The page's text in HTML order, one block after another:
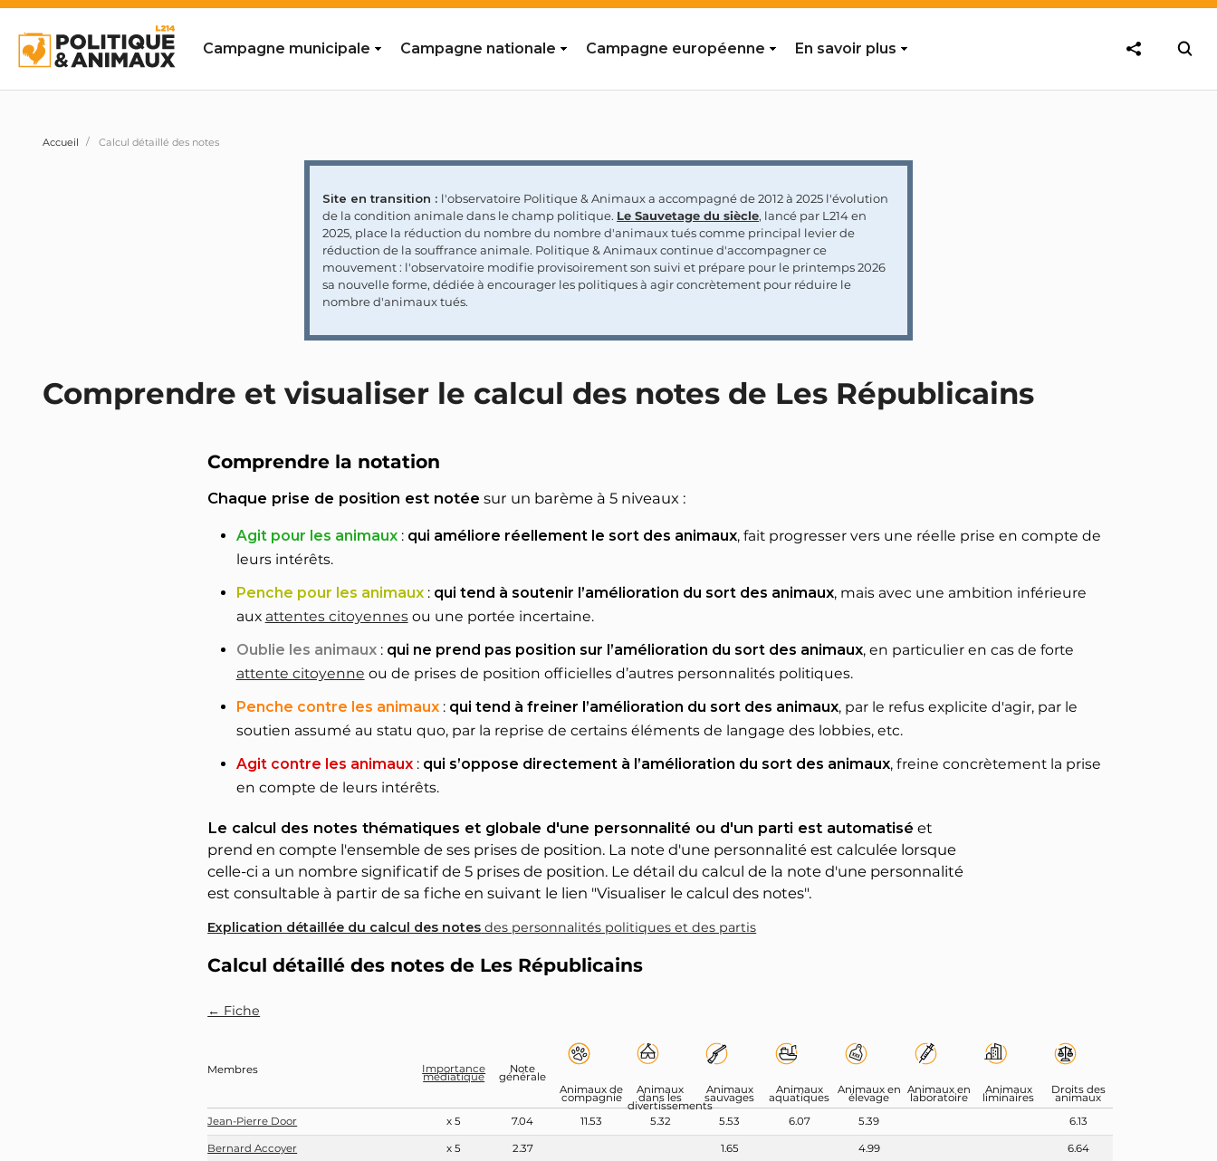
Campagne municipale Campagne nationale Campagne européenne En savoir plus
Accueil Calcul détaillé des notes
Site en transition : l'observatoire Politique & Animaux a accompagné de 2012 à 2025 l'évolution
de la condition animale dans le champ politique. Le Sauvetage du siècle, lancé par L214 en
2025, place la réduction du nombre du nombre d'animaux tués comme principal levier de
réduction de la souffrance animale. Politique & Animaux continue d'accompagner ce
mouvement : l'observatoire modifie provisoirement son suivi et prépare pour le printemps 2026
sa nouvelle forme, dédiée à encourager les politiques à agir concrètement pour réduire le
nombre d'animaux tués.
Comprendre et visualiser le calcul des notes de Les Républicains
Comprendre la notation
Chaque prise de position est notée sur un barème à 5 niveaux :
Agit pour les animaux: qui améliore réellement le sort des animaux, fait progresser vers une réelle prise en compte de
leurs intérêts.
Penche pour les animaux: qui tend à soutenir l’amélioration du sort des animaux, mais avec une ambition inférieure
aux attentes citoyennesou une portée incertaine.
Oublie les animaux: qui ne prend pas position sur l’amélioration du sort des animaux, en particulier en cas de forte
attente citoyenne ou de prises de position officielles d’autres personnalités politiques.
Penche contre les animaux: qui tend à freiner l’amélioration du sort des animaux, par le refus explicite d'agir, par le
soutien assumé au statu quo, par la reprise de certains éléments de langage des lobbies, etc.
Agit contre les animaux: qui s’oppose directement à l’amélioration du sort des animaux, freine concrètement la prise
en compte de leurs intérêts.
Le calcul des notes thématiques et globale d'une personnalité ou d'un parti est automatisé et
prend en compte l'ensemble de ses prises de position. La note d'une personnalité est calculée lorsque
celle-ci a un nombre significatif de 5 prises de position. Le détail du calcul de la note d'une personnalité
est consultable à partir de sa fiche en suivant le lien "Visualiser le calcul des notes".
Explication détaillée du calcul des notes des personnalités politiques et des partis
Calcul détaillé des notes de Les Républicains
← Fiche
Membres Importance
médiatique
Note
générale
Animaux de
compagnie
Animaux
dans les
divertissements
Animaux
sauvages
Animaux
aquatiques
Animaux en
élevage
Animaux en
laboratoire
Animaux
liminaires
Droits des
animaux
Jean-Pierre Door
x 5 7.04 11.53 5.32 5.53 6.07 5.39 6.13
Bernard Accoyer x 5 2.37 1.65 4.99 6.64